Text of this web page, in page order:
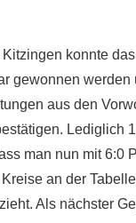
konnte
gewonnen werden
aus den
Lediglich
man nun mit 6:0
an der
Als nächster